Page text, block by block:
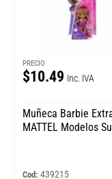
PRECIO
$10.49 Inc. IVA
Muñeca Barbie
MATTEL Modelos
Cod: 439215